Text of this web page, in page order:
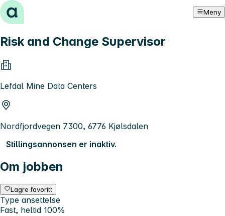
Hopp til innhold Meny
Risk and Change Supervisor
Lefdal Mine Data Centers
Nordfjordvegen 7300, 6776 Kjølsdalen
Stillingsannonsen er inaktiv.
Om jobben
Lagre favoritt
Type ansettelse
Fast, heltid 100%